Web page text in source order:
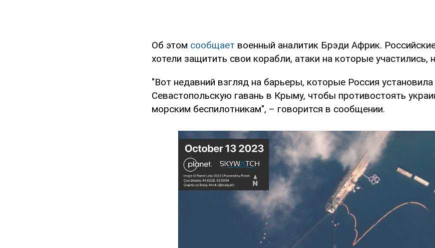
Об этом сообщает военный аналитик Брэди Африк.
хотели защитить свои корабли, атаки на которые участились,
"Вот недавний взгляд на барьеры, которые Россия
Севастопольскую гавань в Крыму, чтобы противостоять
морским беспилотникам", – говорится в сообщении.